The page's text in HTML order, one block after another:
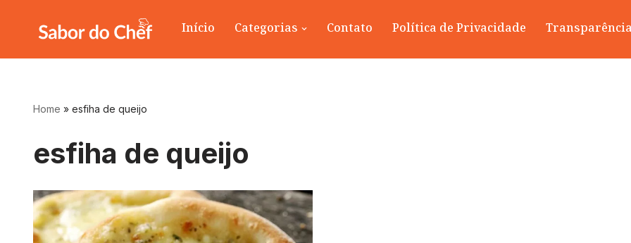
Pular
para
Início Categorias Contato Política de Privacidade
Home » esfiha de queijo
esfiha de queijo